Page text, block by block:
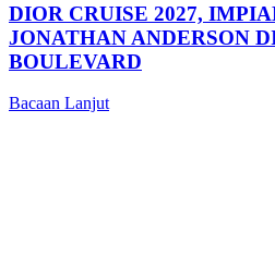
DIOR CRUISE 2027,
JONATHAN ANDERSON
BOULEVARD
Bacaan Lanjut